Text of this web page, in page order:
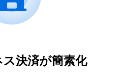
決済が簡素化